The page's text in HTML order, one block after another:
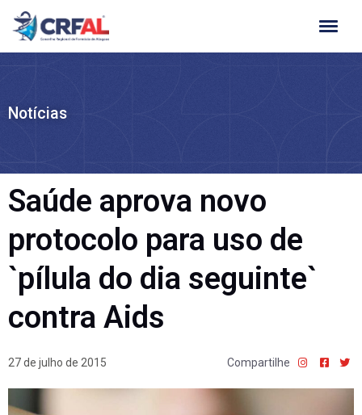
Ir
para
Notícias
Saúde aprova novo
protocolo para uso de
`pílula do dia seguinte`
contra Aids
27 de julho de 2015 Compartilhe